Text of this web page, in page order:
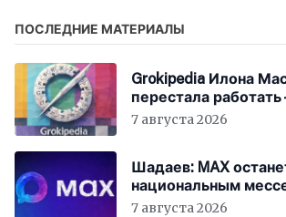
ПОСЛЕДНИЕ МАТЕРИАЛЫ
Grokipedia Илона
перестала работать
никто не заметил
7 августа 2026
Шадаев: MAX
национальным
7 августа 2026